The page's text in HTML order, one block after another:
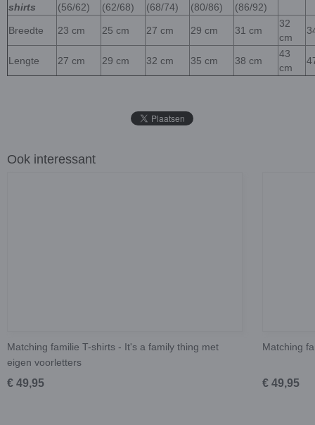
shirts (56/62) (62/68) (68/74) (80/86) (86/92)
Breedte 23 cm 25 cm 27 cm 29 cm 31 cm
32
cm
Lengte 27 cm 29 cm 32 cm 35 cm 38 cm
43
cm
Ook interessant
Matching familie T-shirts - It's a family thing met
eigen voorletters
€ 49,95
Matching
€ 49,95